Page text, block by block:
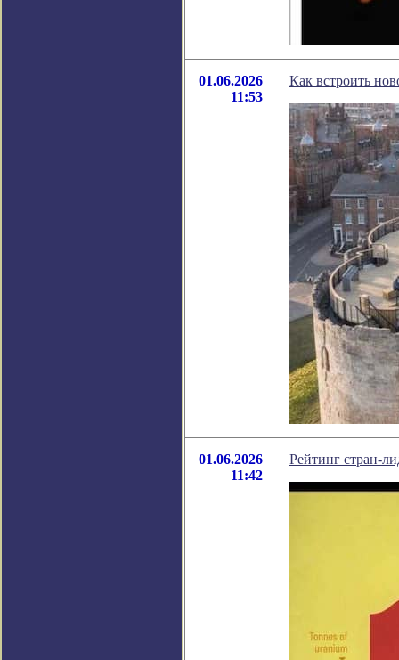
01.06.2026
11:53
Как встроить
01.06.2026
11:42
Рейтинг стран-